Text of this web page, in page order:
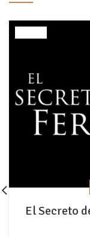
El Secreto